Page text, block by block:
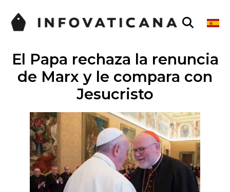
El Papa rechaza la renuncia
de Marx y le compara con
Jesucristo